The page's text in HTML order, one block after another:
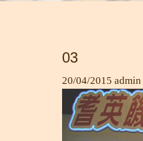
03
20/04/2015 admin